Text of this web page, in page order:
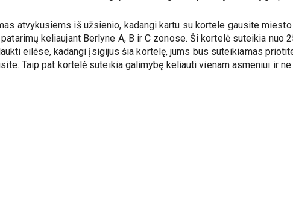
atvykusiems iš užsienio, kadangi kartu su kortele gausite
keliaujant Berlyne A, B ir C zonose. Ši kortelė suteikia nuo
eilėse, kadangi įsigijus šia kortelę, jums bus suteikiamas
Taip pat kortelė suteikia galimybę keliauti vienam asmeniui ir